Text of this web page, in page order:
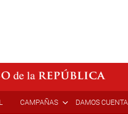
CAMPAÑAS DAMOS CUENTA